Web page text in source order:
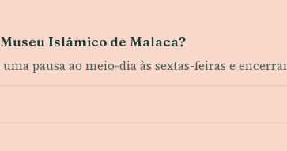
Islâmico de Malaca?
pausa ao meio-dia às sextas-feiras e